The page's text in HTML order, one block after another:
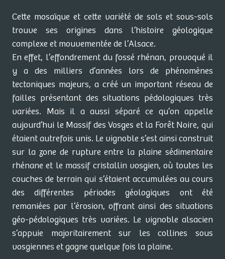
Cette mosaïque et cette variété de sols et sous-sols
trouve ses origines dans l’histoire géologique
complexe et mouvementée de l’Alsace.
En effet, l’effondrement du fossé rhénan, provoqué il
y a des milliers d’années lors de phénomènes
tectoniques majeurs, a créé un important réseau de
failles présentant des situations pédologiques très
variées. Mais il a aussi séparé ce qu’on appelle
aujourd’hui le Massif des Vosges et la Forêt Noire, qui
étaient autrefois unis. Le vignoble s’est ainsi construit
sur la zone de rupture entre la plaine sédimentaire
rhénane et le massif cristallin vosgien, où toutes les
couches de terrain qui s’étaient accumulées au cours
des différentes périodes géologiques ont été
remaniées par l’érosion, offrant ainsi des situations
géo-pédologiques très variées. Le vignoble alsacien
s’appuie majoritairement sur les collines sous
vosgiennes et gagne quelque fois la plaine.